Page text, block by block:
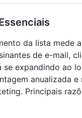
da lista mede
de e-mail,
se expandindo ao
anualizada e
Principais